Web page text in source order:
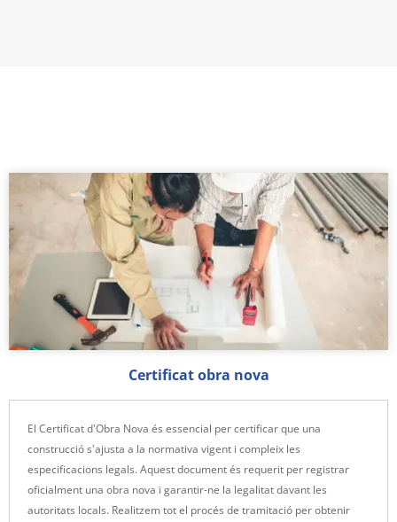
Certificat obra nova
El Certificat d'Obra Nova és essencial per certificar que una
construcció s'ajusta a la normativa vigent i compleix les
especificacions legals. Aquest document és requerit per registrar
oficialment una obra nova i garantir-ne la legalitat davant les
autoritats locals. Realitzem tot el procés de tramitació per obtenir